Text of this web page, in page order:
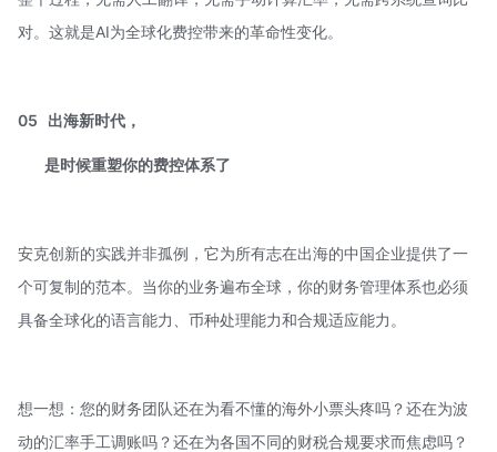
对。这就是AI为全球化费控带来的革命性变化。
05 出海新时代，
是时候重塑你的费控体系了
安克创新的实践并非孤例，它为所有志在出海的中国企业提供了一
个可复制的范本。当你的业务遍布全球，你的财务管理体系也必须
具备全球化的语言能力、币种处理能力和合规适应能力。
想一想：您的财务团队还在为看不懂的海外小票头疼吗？还在为波
动的汇率手工调账吗？还在为各国不同的财税合规要求而焦虑吗？